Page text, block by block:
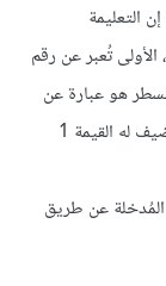
التعليمة
تُعبر عن رقم
هو عبارة عن
الذي يَعُد الخلايا غير الفارغة ونضيف له القيمة 1
المُدخلة عن طريق